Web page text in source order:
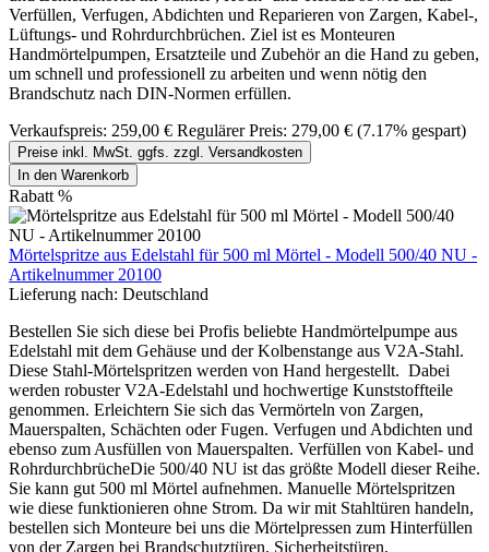
Verfüllen, Verfugen, Abdichten und Reparieren von Zargen, Kabel-,
Lüftungs- und Rohrdurchbrüchen. Ziel ist es Monteuren
Handmörtelpumpen, Ersatzteile und Zubehör an die Hand zu geben,
um schnell und professionell zu arbeiten und wenn nötig den
Brandschutz nach DIN-Normen erfüllen.
Verkaufspreis: 259,00 € Regulärer Preis: 279,00 € (7.17% gespart)
Preise inkl. MwSt. ggfs. zzgl. Versandkosten
In den Warenkorb
Rabatt %
Mörtelspritze aus Edelstahl für 500 ml Mörtel - Modell 500/40 NU -
Artikelnummer 20100
Lieferung nach: Deutschland
Bestellen Sie sich diese bei Profis beliebte Handmörtelpumpe aus
Edelstahl mit dem Gehäuse und der Kolbenstange aus V2A-Stahl.
Diese Stahl-Mörtelspritzen werden von Hand hergestellt. Dabei
werden robuster V2A-Edelstahl und hochwertige Kunststoffteile
genommen. Erleichtern Sie sich das Vermörteln von Zargen,
Mauerspalten, Schächten oder Fugen. Verfugen und Abdichten und
ebenso zum Ausfüllen von Mauerspalten. Verfüllen von Kabel- und
RohrdurchbrücheDie 500/40 NU ist das größte Modell dieser Reihe.
Sie kann gut 500 ml Mörtel aufnehmen. Manuelle Mörtelspritzen
wie diese funktionieren ohne Strom. Da wir mit Stahltüren handeln,
bestellen sich Monteure bei uns die Mörtelpressen zum Hinterfüllen
von der Zargen bei Brandschutztüren, Sicherheitstüren,